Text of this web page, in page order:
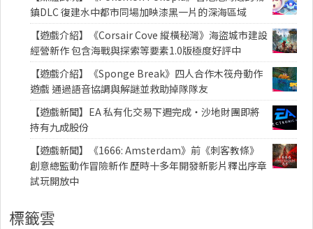
鎮DLC 復建水中都市同場加映漆黑一片的深海區域
【遊戲介紹】《Corsair Cove 縱橫秘灣》海盜城市建設
經營新作 包含海戰與探索等要素1.0版極度好評中
【遊戲介紹】《Sponge Break》四人合作木筏舟動作
遊戲 通過語音協調與解謎並救助掉隊隊友
【遊戲新聞】EA 私有化交易下週完成・沙地財團即將
持有九成股份
【遊戲新聞】《1666: Amsterdam》前《刺客教條》
創意總監動作冒險新作 歷時十多年開發新影片釋出序章
試玩開放中
標籤雲